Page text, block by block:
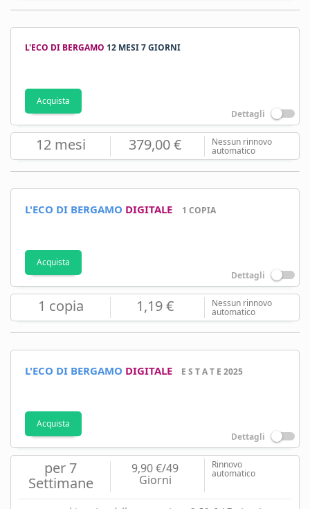
L'ECO DI BERGAMO 12 MESI 7 GIORNI
Acquista
Dettagli
12 mesi 379,00 € Nessun rinnovo
automatico
L'ECO DI BERGAMO DIGITALE 1 COPIA
Acquista
Dettagli
1 copia 1,19 € Nessun rinnovo
automatico
L'ECO DI BERGAMO DIGITALE E S T A T E 2025
Acquista
Dettagli
per 7
Settimane
9,90 €/49
Giorni
Rinnovo
automatico